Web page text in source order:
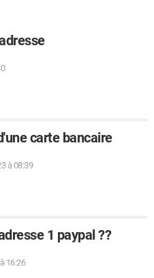
carte bancaire
à 08:39
1 paypal ??
16:26